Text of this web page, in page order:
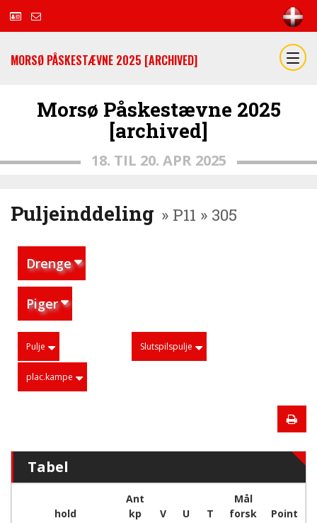
MORSØ PÅSKESTÆVNE 2025 [ARCHIVED]
Morsø Påskestævne 2025
[archived]
18. TIL 20. APR 2025
Puljeinddeling » P11 » 305
Drenge
Piger
Pulje Slutspilspulje
plac.kampe
Tabel
hold
Ant
kp
V U T
Mål
forsk
Point